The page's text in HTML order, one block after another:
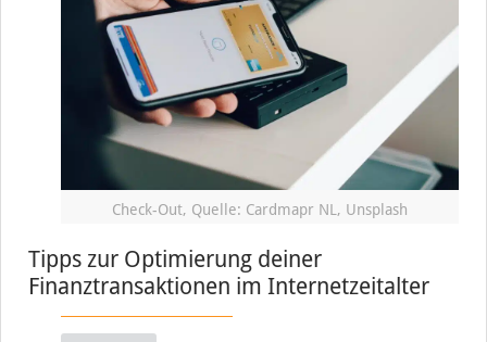
Check-Out, Quelle: Cardmapr NL, Unsplash
Tipps zur Optimierung deiner
Finanztransaktionen im Internetzeitalter